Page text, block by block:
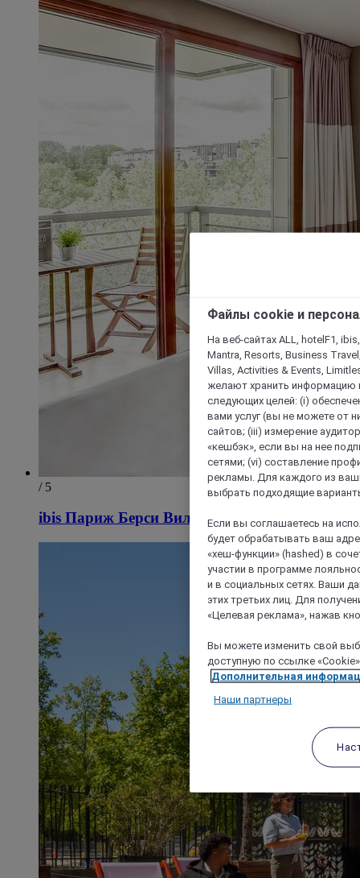
/ 5
ibis Париж Берси Виллаж 12 округ
Файлы cookie и
На веб-сайтах ALL, hotelF1,
Mantra, Resorts, Business
Villas, Activities & Events,
желают хранить информацию
следующих целей: (i)
вами услуг (вы не можете от
сайтов; (iii) измерение
«кешбэк», если вы на нее
сетями; (vi) составление
рекламы. Для каждого из
выбрать подходящие
Если вы соглашаетесь на
будет обрабатывать ваш
«хеш-функции» (hashed) в
участии в программе
и в социальных сетях. Ваши
этих третьих лиц. Для
«Целевая реклама», нажав
Вы можете изменить свой
доступную по ссылке
Дополнительная
Наши партнеры